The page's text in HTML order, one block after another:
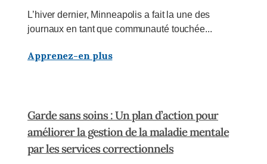
L’hiver dernier, Minneapolis a fait la une des
journaux en tant que communauté touchée...
Apprenez-en plus
Garde sans soins : Un plan d’action pour
améliorer la gestion de la maladie mentale
par les services correctionnels